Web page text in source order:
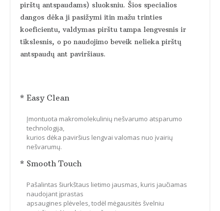
pirštų antspaudams) sluoksniu. Šios specialios
dangos dėka ji pasižymi itin mažu trinties
koeficientu, valdymas pirštu tampa lengvesnis ir
tikslesnis, o po naudojimo beveik nelieka pirštų
antspaudų ant paviršiaus.
* Easy Clean
Įmontuota makromolekulinių nešvarumo atsparumo
technologija,
kurios dėka paviršius lengvai valomas nuo įvairių
nešvarumų.
* Smooth Touch
Pašalintas šiurkštaus lietimo jausmas, kuris jaučiamas
naudojant įprastas
apsaugines plėveles, todėl mėgausitės švelniu